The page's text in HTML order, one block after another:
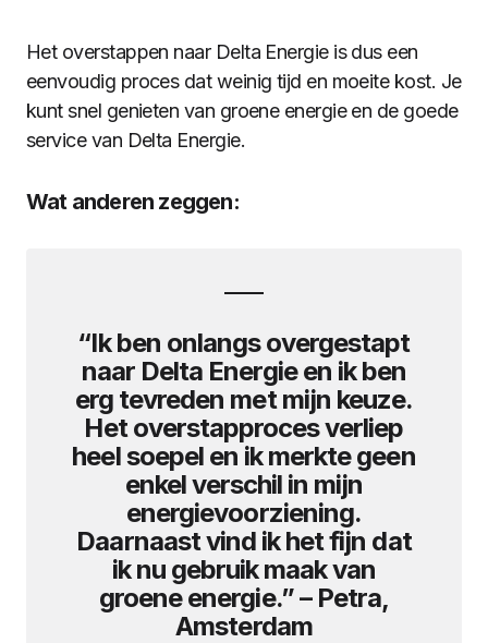
Het overstappen naar Delta Energie is dus een
eenvoudig proces dat weinig tijd en moeite kost. Je
kunt snel genieten van groene energie en de goede
service van Delta Energie.
Wat anderen zeggen:
“Ik ben onlangs overgestapt
naar Delta Energie en ik ben
erg tevreden met mijn keuze.
Het overstapproces verliep
heel soepel en ik merkte geen
enkel verschil in mijn
energievoorziening.
Daarnaast vind ik het fijn dat
ik nu gebruik maak van
groene energie.” – Petra,
Amsterdam